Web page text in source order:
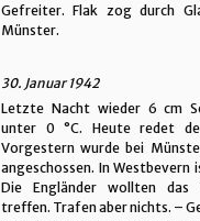
Gefreiter. Flak zog durch
Münster.
30. Januar 1942
Letzte Nacht wieder 6 cm
unter 0 °C. Heute redet
Vorgestern wurde bei
angeschossen. In Westbevern
Die Engländer wollten das
treffen. Trafen aber nichts. –